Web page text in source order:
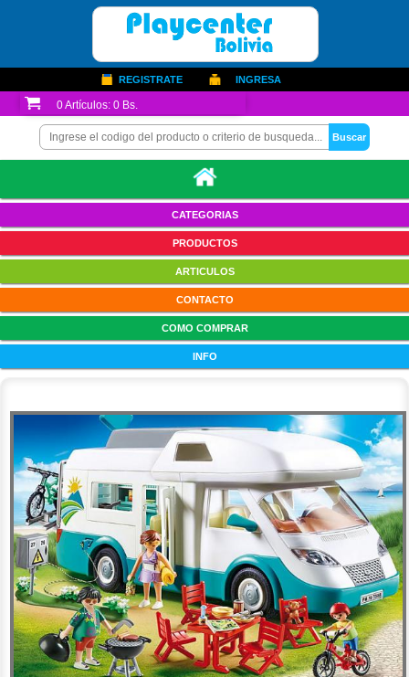
REGISTRATE INGRESA
0Artículos:0 Bs.
CATEGORIAS
PRODUCTOS
ARTICULOS
CONTACTO
COMO COMPRAR
INFO